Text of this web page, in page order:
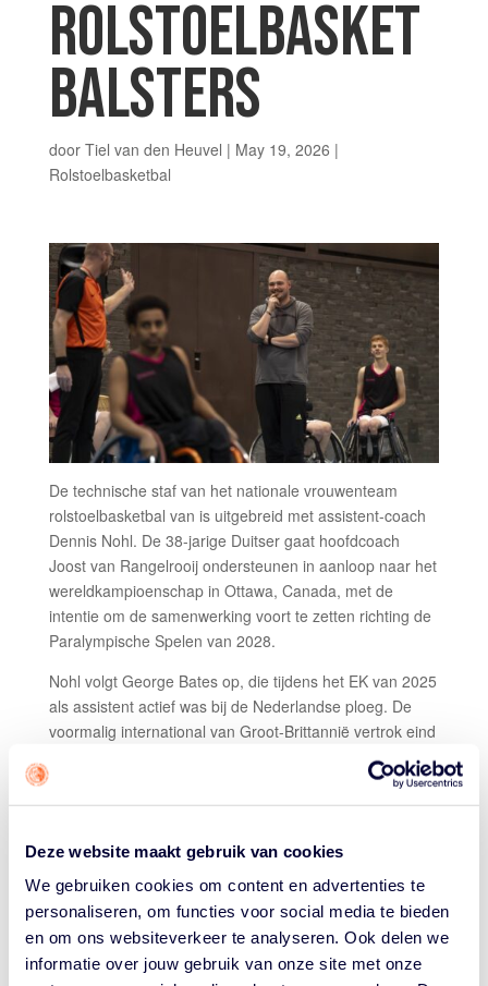
Deze website maakt gebruik van cookies
We gebruiken cookies om content en advertenties te
personaliseren, om functies voor social media te bieden
en om ons websiteverkeer te analyseren. Ook delen we
informatie over jouw gebruik van onze site met onze
ROLSTOELBASKET
BALSTERS
door Tiel van den Heuvel | May 19, 2026 |
Rolstoelbasketbal
De technische staf van het nationale vrouwenteam
rolstoelbasketbal van is uitgebreid met assistent-coach
Dennis Nohl. De 38-jarige Duitser gaat hoofdcoach
Joost van Rangelrooij ondersteunen in aanloop naar het
wereldkampioenschap in Ottawa, Canada, met de
intentie om de samenwerking voort te zetten richting de
Paralympische Spelen van 2028.
Nohl volgt George Bates op, die tijdens het EK van 2025
als assistent actief was bij de Nederlandse ploeg. De
voormalig international van Groot-Brittannië vertrok eind
vorig jaar nadat hij werd aangesteld als hoofdcoach van
het Britse mannenteam.
eerste internationale toernooi als bondscoach van de
hij opnieuw voor internationale versterking binnen zijn
staf.
OUDE BEKENDE